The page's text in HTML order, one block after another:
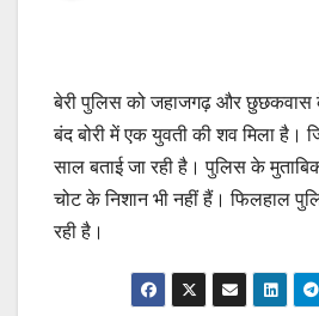
बेरी पुलिस को जहाजगढ़ और
बंद बोरी में एक युवती की शव मिला है।
साल बताई जा रही है। पुलिस के
चोट के निशान भी नहीं हैं। फिलहाल
रही है।